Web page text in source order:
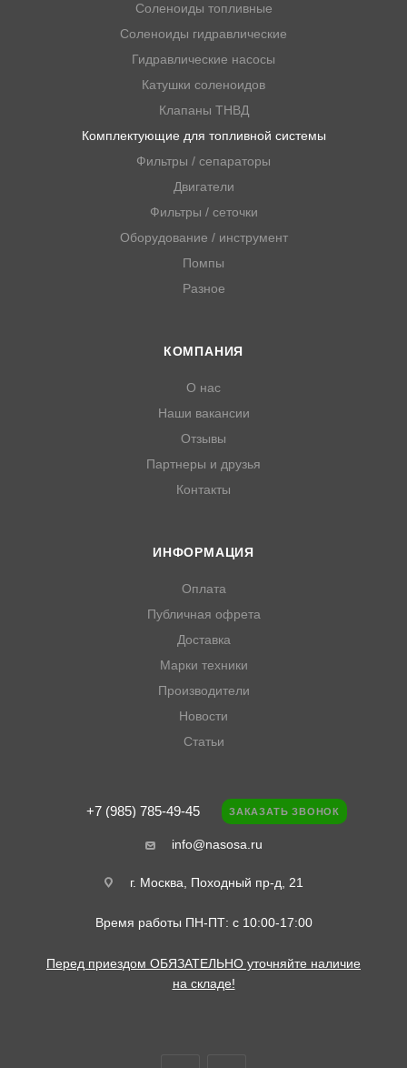
Соленоиды топливные
Соленоиды гидравлические
Гидравлические насосы
Катушки соленоидов
Клапаны ТНВД
Комплектующие для топливной системы
Фильтры / сепараторы
Двигатели
Фильтры / сеточки
Оборудование / инструмент
Помпы
Разное
КОМПАНИЯ
О нас
Наши вакансии
Отзывы
Партнеры и друзья
Контакты
ИНФОРМАЦИЯ
Оплата
Публичная офрета
Доставка
Марки техники
Производители
Новости
Статьи
+7 (985) 785-49-45 ЗАКАЗАТЬ ЗВОНОК
info@nasosa.ru
г. Москва, Походный пр-д, 21
Время работы ПН-ПТ: с 10:00-17:00
Перед приездом ОБЯЗАТЕЛЬНО уточняйте наличие
на складе!